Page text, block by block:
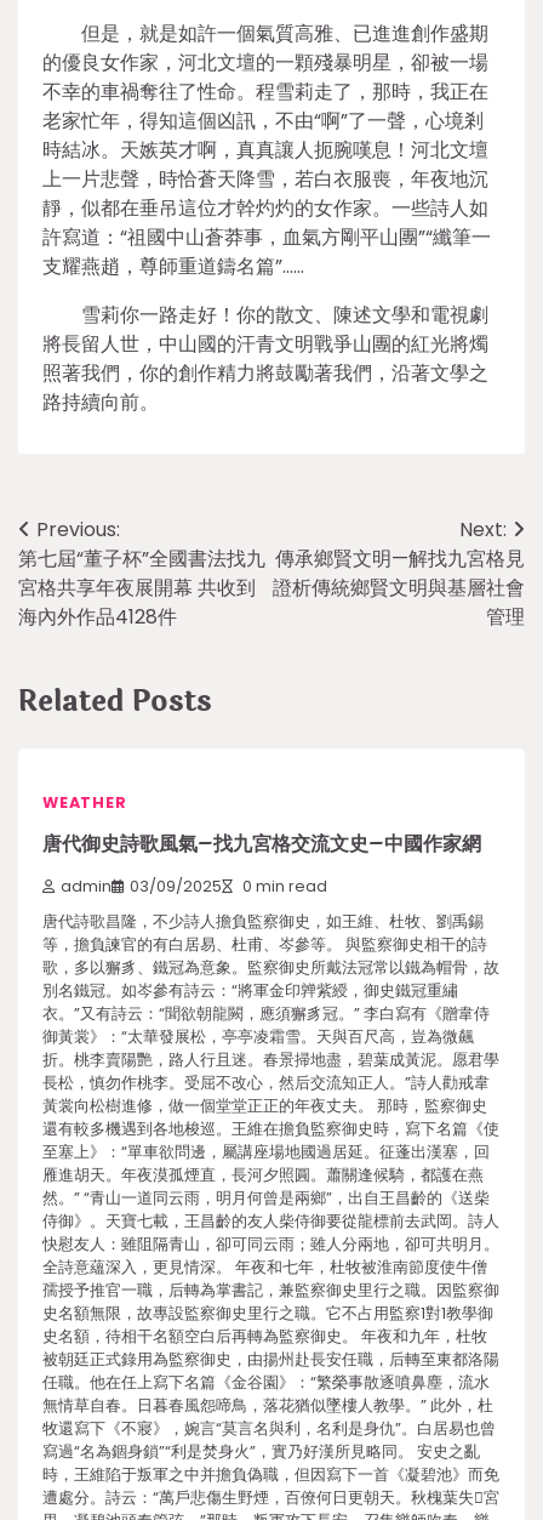
但是，就是如許一個氣質高雅、已進進創作盛期
的優良女作家，河北文壇的一顆殘暴明星，卻被一場
不幸的車禍奪往了性命。程雪莉走了，那時，我正在
老家忙年，得知這個凶訊，不由“啊”了一聲，心境剎
時結冰。天嫉英才啊，真真讓人扼腕嘆息！河北文壇
上一片悲聲，時恰蒼天降雪，若白衣服喪，年夜地沉
靜，似都在垂吊這位才幹灼灼的女作家。一些詩人如
許寫道：“祖國中山蒼莽事，血氣方剛平山團”“纖筆一
支耀燕趙，尊師重道鑄名篇”……
雪莉你一路走好！你的散文、陳述文學和電視劇
將長留人世，中山國的汗青文明戰爭山團的紅光將燭
照著我們，你的創作精力將鼓勵著我們，沿著文學之
路持續向前。
Post
navigation
Previous:
第七屆“董子杯”全國書法找九
宮格共享年夜展開幕 共收到
海內外作品4128件
Next:
傳承鄉賢文明—解找九宮格見
證析傳統鄉賢文明與基層社會
管理
Related Posts
WEATHER
唐代御史詩歌風氣–找九宮格交流文史–中國作家網
admin 03/09/2025 0 min read
唐代詩歌昌隆，不少詩人擔負監察御史，如王維、杜牧、劉禹錫
等，擔負諫官的有白居易、杜甫、岑參等。 與監察御史相干的詩
歌，多以獬豸、鐵冠為意象。監察御史所戴法冠常以鐵為帽骨，故
別名鐵冠。如岑參有詩云：“將軍金印亸紫綬，御史鐵冠重繡
衣。”又有詩云：“聞欲朝龍闕，應須獬豸冠。” 李白寫有《贈韋侍
御黃裳》：“太華發展松，亭亭凌霜雪。天與百尺高，豈為微飆
折。桃李賣陽艷，路人行且迷。春景掃地盡，碧葉成黃泥。愿君學
長松，慎勿作桃李。受屈不改心，然后交流知正人。”詩人勸戒韋
黃裳向松樹進修，做一個堂堂正正的年夜丈夫。 那時，監察御史
還有較多機遇到各地梭巡。王維在擔負監察御史時，寫下名篇《使
至塞上》：“單車欲問邊，屬講座場地國過居延。征蓬出漢塞，回
雁進胡天。年夜漠孤煙直，長河夕照圓。蕭關逢候騎，都護在燕
然。” “青山一道同云雨，明月何曾是兩鄉”，出自王昌齡的《送柴
侍御》。天寶七載，王昌齡的友人柴侍御要從龍標前去武岡。詩人
快慰友人：雖阻隔青山，卻可同云雨；雖人分兩地，卻可共明月。
全詩意蘊深入，更見情深。 年夜和七年，杜牧被淮南節度使牛僧
孺授予推官一職，后轉為掌書記，兼監察御史里行之職。因監察御
史名額無限，故專設監察御史里行之職。它不占用監察1對1教學御
史名額，待相干名額空白后再轉為監察御史。 年夜和九年，杜牧
被朝廷正式錄用為監察御史，由揚州赴長安任職，后轉至東都洛陽
任職。他在任上寫下名篇《金谷園》：“繁榮事散逐噴鼻塵，流水
無情草自春。日暮春風怨啼鳥，落花猶似墜樓人教學。” 此外，杜
牧還寫下《不寢》，婉言“莫言名與利，名利是身仇”。白居易也曾
寫過“名為錮身鎖”“利是焚身火”，實乃好漢所見略同。 安史之亂
時，王維陷于叛軍之中并擔負偽職，但因寫下一首《凝碧池》而免
遭處分。詩云：“萬戶悲傷生野煙，百僚何日更朝天。秋槐葉失宮